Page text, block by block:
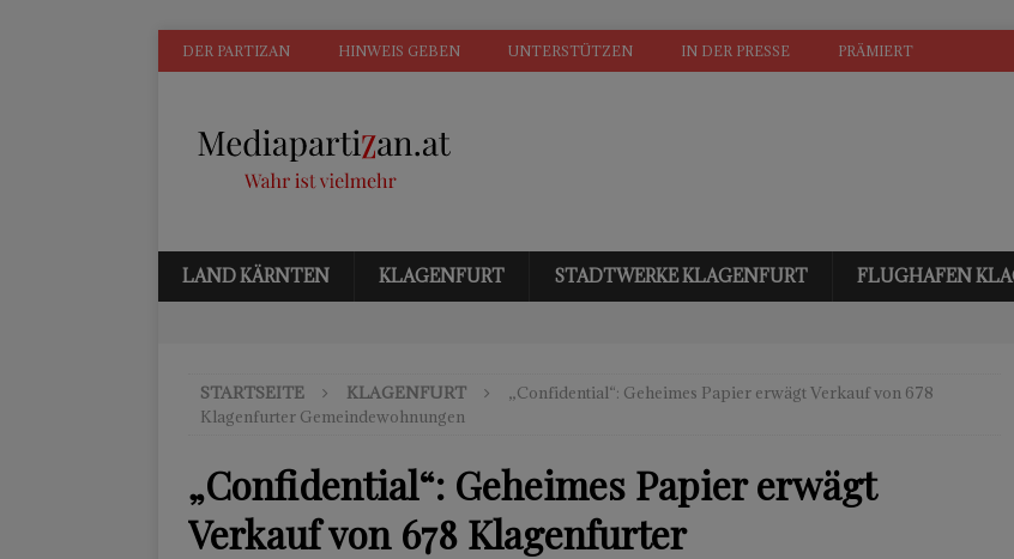
DER PARTIZAN HINWEIS GEBEN UNTERSTÜTZEN IN DER PRESSE PRÄMIERT
LAND KÄRNTEN KLAGENFURT STADTWERKE KLAGENFURT FLUGHAFEN
STARTSEITE KLAGENFURT
„Confidential“: Geheimes Papier erwägt Verkauf von 678
Klagenfurter Gemeindewohnungen
„Confidential“: Geheimes Papier erwägt
Verkauf von 678 Klagenfurter